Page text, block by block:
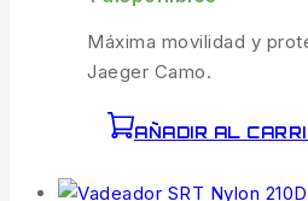
Máxima movilidad y
Jaeger Camo.
AÑADIR AL